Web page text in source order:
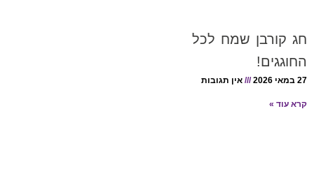
חג קורבן שמח לכל
החוגגים!
27 במאי 2026 אין תגובות
קרא עוד »